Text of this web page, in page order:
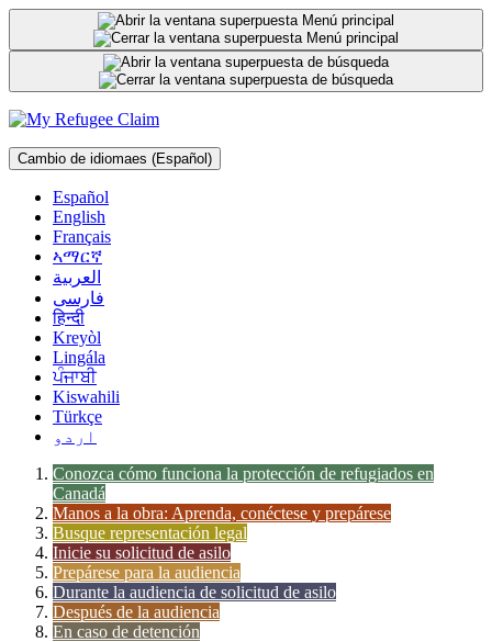
Ir
contenido
Cambio de idiomaes (Español)
Español
English
Français
ኣማርኛ
العربية
فارسی
हिन्दी
Kreyòl
Lingála
ਪੰਜਾਬੀ
Kiswahili
Türkçe
اردو
Conozca cómo funciona la protección de refugiados en
Canadá
Manos a la obra: Aprenda, conéctese y prepárese
Busque representación legal
Inicie su solicitud de asilo
Prepárese para la audiencia
Durante la audiencia de solicitud de asilo
Después de la audiencia
En caso de detención